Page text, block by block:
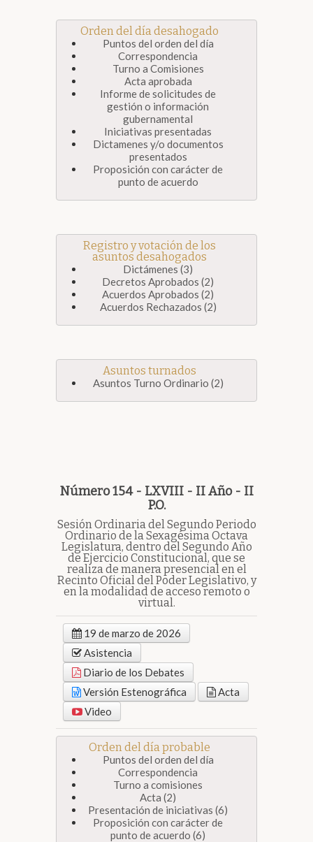
Orden del día desahogado
Puntos del orden del día
Correspondencia
Turno a Comisiones
Acta aprobada
Informe de solicitudes de
gestión o información
gubernamental
Iniciativas presentadas
Dictamenes y/o documentos
presentados
Proposición con carácter de
punto de acuerdo
Registro y votación de los
asuntos desahogados
Dictámenes (3)
Decretos Aprobados (2)
Acuerdos Aprobados (2)
Acuerdos Rechazados (2)
Asuntos turnados
Asuntos Turno Ordinario (2)
Número 154 - LXVIII - II Año - II
P.O.
Sesión Ordinaria del Segundo Periodo
Ordinario de la Sexagésima Octava
Legislatura, dentro del Segundo Año
de Ejercicio Constitucional, que se
realiza de manera presencial en el
Recinto Oficial del Poder Legislativo, y
en la modalidad de acceso remoto o
virtual.
19 de marzo de 2026
Asistencia
Diario de los Debates
Versión Estenográfica
Acta
Video
Orden del día probable
Puntos del orden del día
Correspondencia
Turno a comisiones
Acta (2)
Presentación de iniciativas (6)
Proposición con carácter de
punto de acuerdo (6)